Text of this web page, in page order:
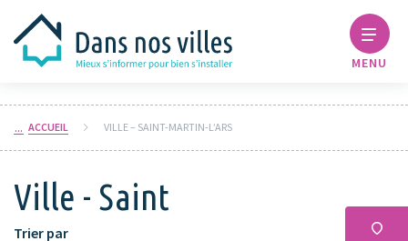
MENU
ACCUEIL VILLE – SAINT-MARTIN-L’ARS
Ville - Saint
Trier par